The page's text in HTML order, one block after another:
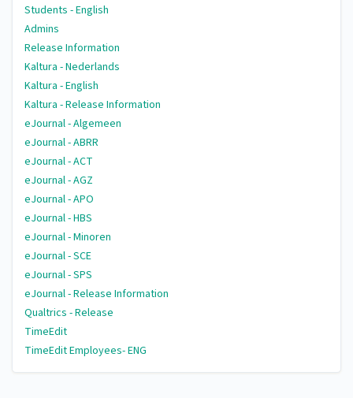
Students - English
Admins
Release Information
Kaltura - Nederlands
Kaltura - English
Kaltura - Release Information
eJournal - Algemeen
eJournal - ABRR
eJournal - ACT
eJournal - AGZ
eJournal - APO
eJournal - HBS
eJournal - Minoren
eJournal - SCE
eJournal - SPS
eJournal - Release Information
Qualtrics - Release
TimeEdit
TimeEdit Employees- ENG